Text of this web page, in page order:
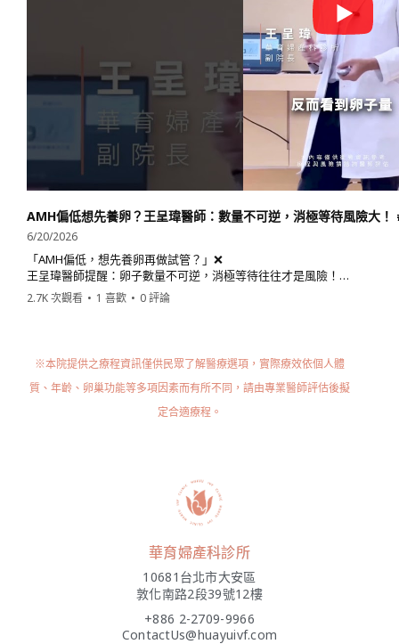
地點： 華育生殖醫學婦產科診所（台北市大安區）
主講： 侯容琇 醫師
AMH偏低想先養卵？王呈瑋醫師：數量不可逆，消極等待風險
6/20/2026
「AMH偏低，想先養卵再做試管？」❌
王呈瑋醫師提醒：卵子數量不可逆，消極等待往往才是風險！
🎬 點開影片！聽王醫師破解常見備孕盲點
而她做的事情其實非常樸實：
👉 每天爬樓梯 1 樓到 30 樓，一天兩次。
這不是偏方！而是透過規律運動促進骨盆腔血液循環，用科學的方式幫
#試管嬰兒 #AMH #華育婦產科 #下肢循環 #台北大安
2.7K 次觀看 • 1 喜歡 • 0 評論
※本院提供之療程資訊僅供民眾了解醫療選項，實際療效依個人體
質、年齡、卵巢功能等多項因素而有所不同，請由專業醫師評估後擬
定合適療程。
華育婦產科診所
10681台北市大安區
敦化南路2段39號12樓
+886 2-2709-9966
ContactUs@huayuivf.com